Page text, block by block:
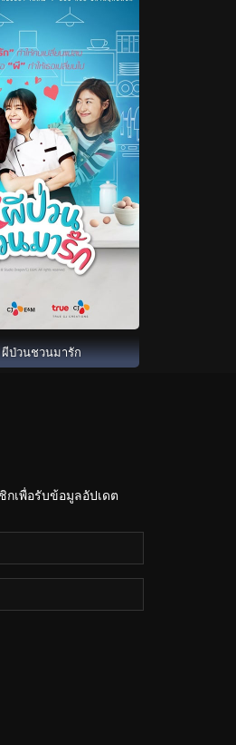
ผีป่วนชวนมารัก
เพื่อรับข้อมูลอัปเดต